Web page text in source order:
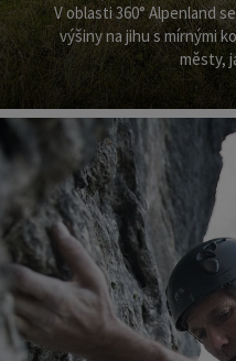
V oblasti 360° Alpenland
výšiny na jihu s mírnými
městy,